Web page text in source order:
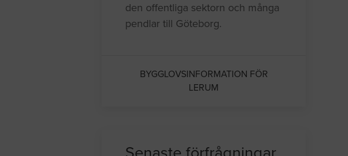
den offentliga sektorn och många
pendlar till Göteborg.
BYGGLOVSINFORMATION FÖR
LERUM